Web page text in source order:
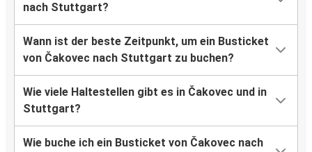
nach Stuttgart?
Wann ist der beste Zeitpunkt, um ein Busticket
von Čakovec nach Stuttgart zu buchen?
Wie viele Haltestellen gibt es in Čakovec und in
Stuttgart?
Wie buche ich ein Busticket von Čakovec nach